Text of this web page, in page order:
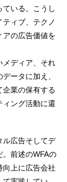
いる。こうし
ィブ、テクノ
アの広告価値を
メディア、それ
ータに加え、
業の保有する
ィング活動に還
ル広告そしてデ
。前述のWFAの
向上に広告会社